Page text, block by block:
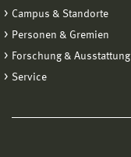
Campus & Standorte
Personen & Gremien
Forschung & Ausstattung
Service